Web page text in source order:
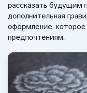
рассказать
дополнительная
оформление,
предпочтениям.